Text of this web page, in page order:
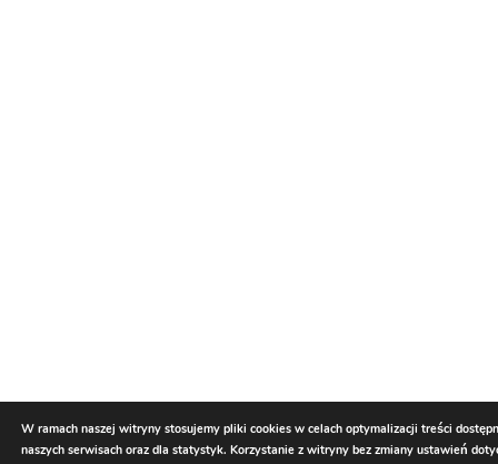
W ramach naszej witryny stosujemy pliki cookies w celach optymalizacji treści
naszych serwisach oraz dla statystyk. Korzystanie z witryny bez zmiany ustawień